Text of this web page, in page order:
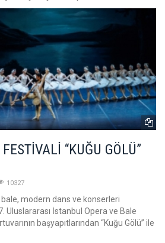
“KUĞU GÖLÜ”
10327
modern dans ve konserleri
Uluslararası İstanbul Opera ve Bale
başyapıtlarından “Kuğu Gölü” ile